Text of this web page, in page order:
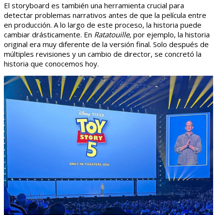
El storyboard es también una herramienta crucial para
detectar problemas narrativos antes de que la película entre
en producción. A lo largo de este proceso, la historia puede
cambiar drásticamente. En Ratatouille, por ejemplo, la historia
original era muy diferente de la versión final. Solo después de
múltiples revisiones y un cambio de director, se concretó la
historia que conocemos hoy.